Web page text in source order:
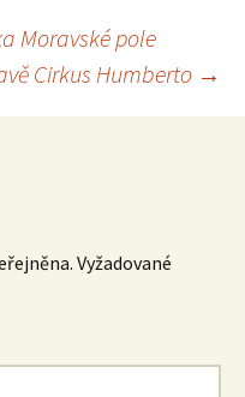
Moravské pole
Cirkus Humberto →
Vyžadované